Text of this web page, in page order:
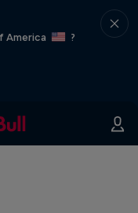
America
?